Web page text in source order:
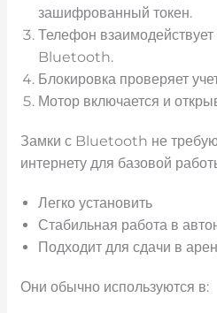
зашифрованный токен.
Телефон
Bluetooth.
Блокировка проверяет
Мотор включается и
Замки с Bluetooth не
интернету для базовой
Легко установить
Стабильная работа в
Подходит для сдачи в
Они обычно используются в: